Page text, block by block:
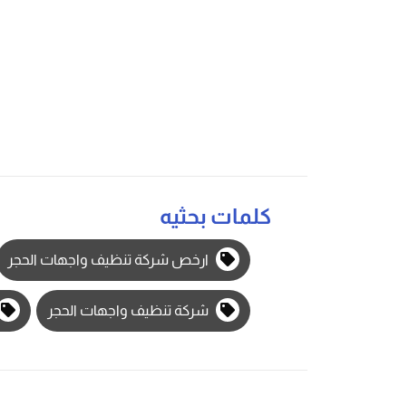
كلمات بحثيه
ارخص شركة تنظيف واجهات الحجر
شركة تنظيف واجهات الحجر